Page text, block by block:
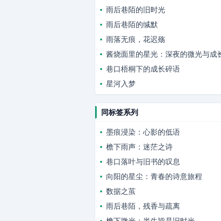
雨后巷陌的旧时光
雨后巷陌的缄默
雨落无痕，花迟殇
酱烧面里的星光：深夜的微光与成
巷口梧桐下的成长碎语
星河入梦
同标签系列
墨痕浸染：心影的低语
檐下雨声：迷茫之诗
巷口落叶与旧书的叹息
向阳的星尘：青春的诗意旅程
数据之茧
雨后巷陌，残香与疏离